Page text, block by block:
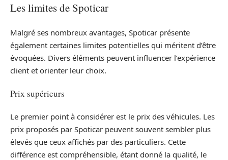
Les limites de Spoticar
Malgré ses nombreux avantages, Spoticar présente
également certaines limites potentielles qui méritent d’être
évoquées. Divers éléments peuvent influencer l’expérience
client et orienter leur choix.
Prix supérieurs
Le premier point à considérer est le prix des véhicules. Les
prix proposés par Spoticar peuvent souvent sembler plus
élevés que ceux affichés par des particuliers. Cette
différence est compréhensible, étant donné la qualité, le